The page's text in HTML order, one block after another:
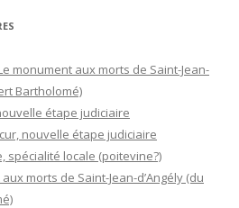
monument aux morts de Saint-Jean-
Bartholomé)
étape judiciaire
nouvelle étape judiciaire
spécialité locale (poitevine?)
morts de Saint-Jean-d’Angély (du